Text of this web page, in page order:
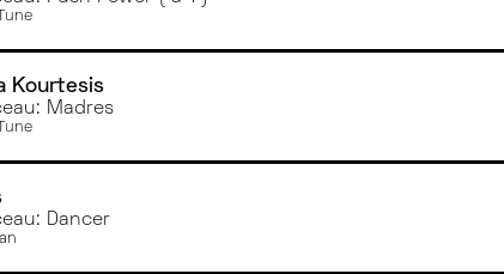
Kourtesis
Madres
Dancer